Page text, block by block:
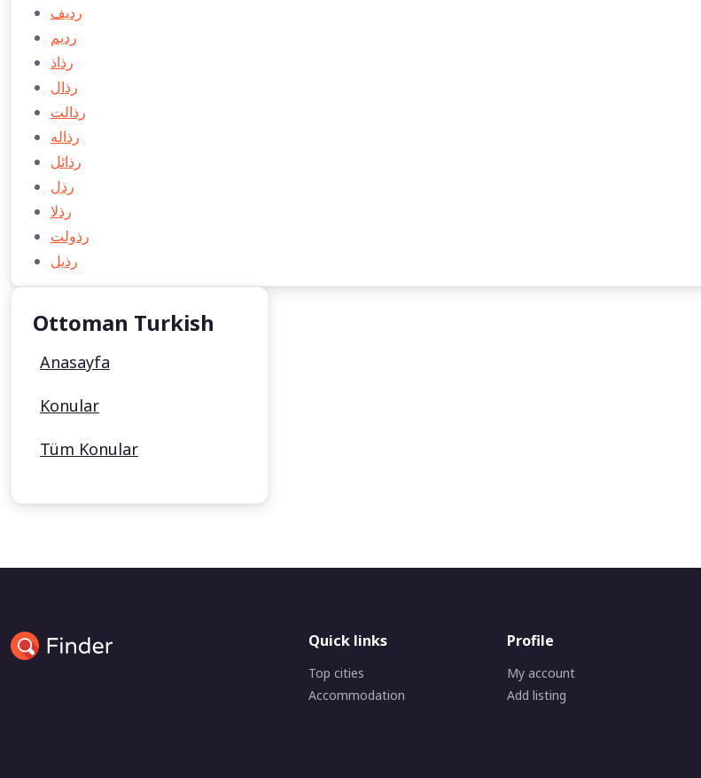
رديف
رديم
رذاذ
رذال
رذالت
رذاله
رذائل
رذل
رذلا
رذولت
رذيل
Ottoman Turkish
Anasayfa
Konular
Tüm Konular
Quick links
Top cities
Accommodation
Profile
My account
Add listing